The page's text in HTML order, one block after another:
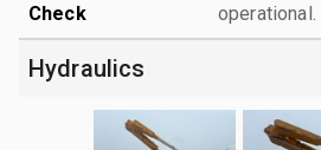
Check
operational.
Hydraulics